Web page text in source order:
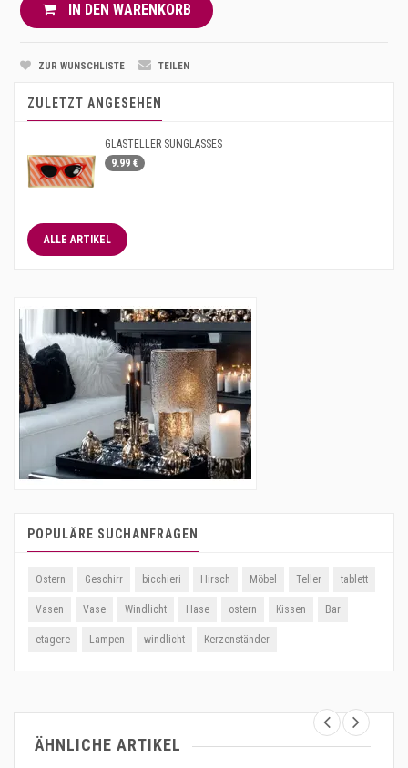
IN DEN WARENKORB
ZUR WUNSCHLISTE TEILEN
ZULETZT ANGESEHEN
GLASTELLER SUNGLASSES
9.99 €
ALLE ARTIKEL
POPULÄRE SUCHANFRAGEN
Ostern Geschirr bicchieri Hirsch Möbel Teller tablett
Vasen Vase Windlicht Hase ostern Kissen Bar
etagere Lampen windlicht Kerzenständer
ÄHNLICHE ARTIKEL